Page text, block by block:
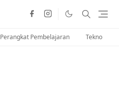
Perangkat Pembelajaran Tekno